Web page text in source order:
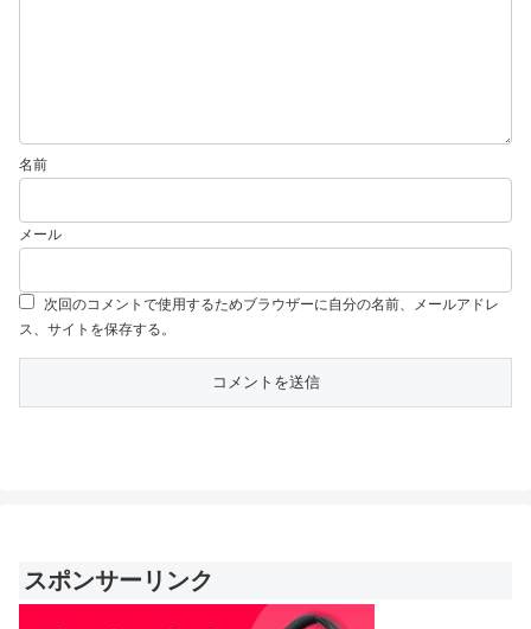
名前
メール
次回のコメントで使用するためブラウザーに自分の名前、メールアドレ
ス、サイトを保存する。
スポンサーリンク